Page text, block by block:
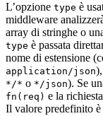
L’opzione type è
middleware
array di stringhe o
type è passata
nome di estensione
application/json
*/* o */json). Se
fn(req) e la
Il valore predefinito è